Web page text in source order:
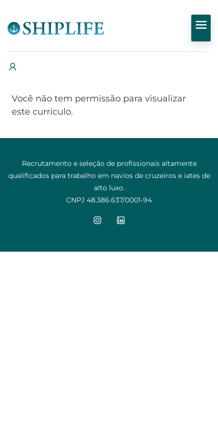
Você não tem permissão para visualizar
este currículo.
Recrutamento e seleção de profissionais altamente
qualificados para trabalho em navios de cruzeiros e iates de
alto luxo.
CNPJ 48.386.637/0001-94